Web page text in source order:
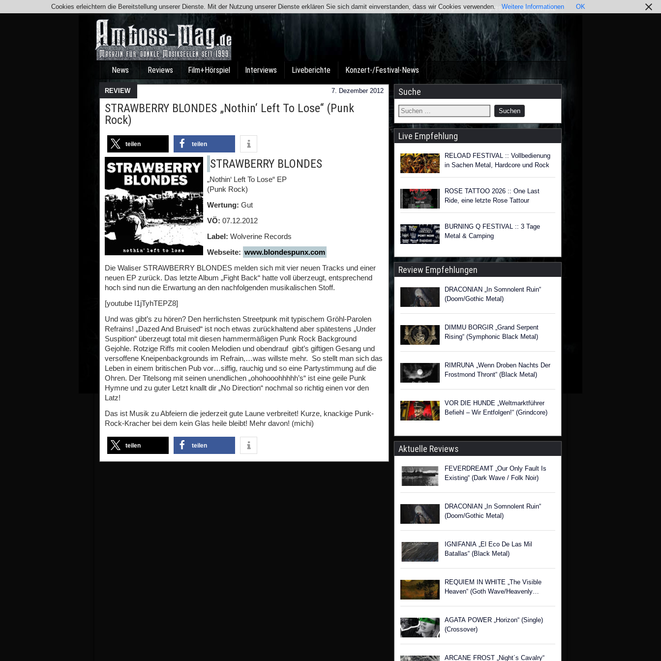
Team Kontakt Facebook Instagram Impressum / Datenschutz
News Reviews Film+Hörspiel Interviews Liveberichte Konzert-/Festival-News
REVIEW 7. Dezember 2012
STRAWBERRY BLONDES „Nothin‘ Left To Lose“ (Punk
Rock)
teilen teilen
STRAWBERRY BLONDES
„Nothin‘ Left To Lose“ EP
(Punk Rock)
Wertung: Gut
VÖ: 07.12.2012
Label: Wolverine Records
Webseite: www.blondespunx.com
Die Waliser STRAWBERRY BLONDES melden sich mit vier neuen Tracks und einer
neuen EP zurück. Das letzte Album „Fight Back“ hatte voll überzeugt, entsprechend
hoch sind nun die Erwartung an den nachfolgenden musikalischen Stoff.
[youtube I1jTyhTEPZ8]
Und was gibt’s zu hören? Den herrlichsten Streetpunk mit typischem Gröhl-Parolen
Refrains! „Dazed And Bruised“ ist noch etwas zurückhaltend aber spätestens „Under
Suspition“ überzeugt total mit diesen hammermäßigen Punk Rock Background
Gejohle. Rotzige Riffs mit coolen Melodien und obendrauf gibt’s giftigen Gesang und
versoffene Kneipenbackgrounds im Refrain,…was willste mehr. So stellt man sich das
Leben in einem britischen Pub vor…siffig, rauchig und so eine Partystimmung auf die
Ohren. Der Titelsong mit seinen unendlichen „ohohooohhhhh’s“ ist eine geile Punk
Hymne und zu guter Letzt knallt dir „No Direction“ nochmal so richtig einen vor den
Latz!
Das ist Musik zu Abfeiern die jederzeit gute Laune verbreitet! Kurze, knackige Punk-
Rock-Kracher bei dem kein Glas heile bleibt! Mehr davon! (michi)
teilen teilen
Suche
Live Empfehlung
RELOAD FESTIVAL :: Vollbedienung
in Sachen Metal, Hardcore und Rock
ROSE TATTOO 2026 :: One Last
Ride, eine letzte Rose Tattour
BURNING Q FESTIVAL :: 3 Tage
Metal & Camping
Review Empfehlungen
DRACONIAN „In Somnolent Ruin“
(Doom/Gothic Metal)
DIMMU BORGIR „Grand Serpent
Rising“ (Symphonic Black Metal)
RIMRUNA „Wenn Droben Nachts Der
Frostmond Thront“ (Black Metal)
VOR DIE HUNDE „Weltmarktführer
Befiehl – Wir Entfolgen!“ (Grindcore)
Aktuelle Reviews
FEVERDREAMT „Our Only Fault Is
Existing“ (Dark Wave / Folk Noir)
DRACONIAN „In Somnolent Ruin“
(Doom/Gothic Metal)
IGNIFANIA „El Eco De Las Mil
Batallas“ (Black Metal)
REQUIEM IN WHITE „The Visible
Heaven“ (Goth Wave/Heavenly
AGATA POWER „Horizon“ (Single)
(Crossover)
ARCANE FROST „Night´s Cavalry“
Cookies erleichtern die Bereitstellung unserer Dienste. Mit der Nutzung unserer Dienste erklären Sie sich damit einverstanden, dass wir Cookies verwenden. Weitere Informationen OK